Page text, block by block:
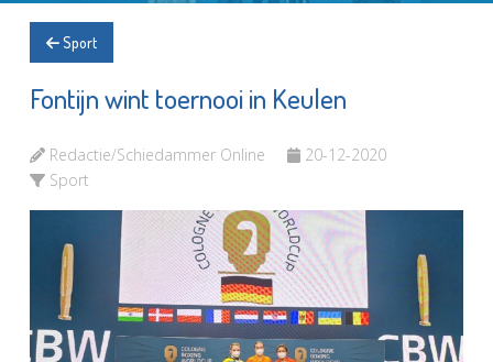
Sport
Fontijn wint toernooi in Keulen
Redactie/Schiedammer Online
20-12-2020
Sport